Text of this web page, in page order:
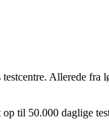
Allerede
til 50.000 daglige